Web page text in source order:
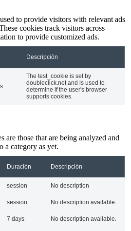
to provide visitors with relevant ads
cookies track visitors across
to provide customized ads.
Descripción
The test_cookie is set by
doubleclick.net and is used to
determine if the user's browser
supports cookies.
are those that are being analyzed and
a category as yet.
Duración Descripción
session No description
session No description available.
7 days No description available.